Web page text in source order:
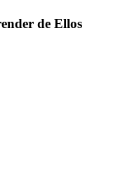
de Ellos